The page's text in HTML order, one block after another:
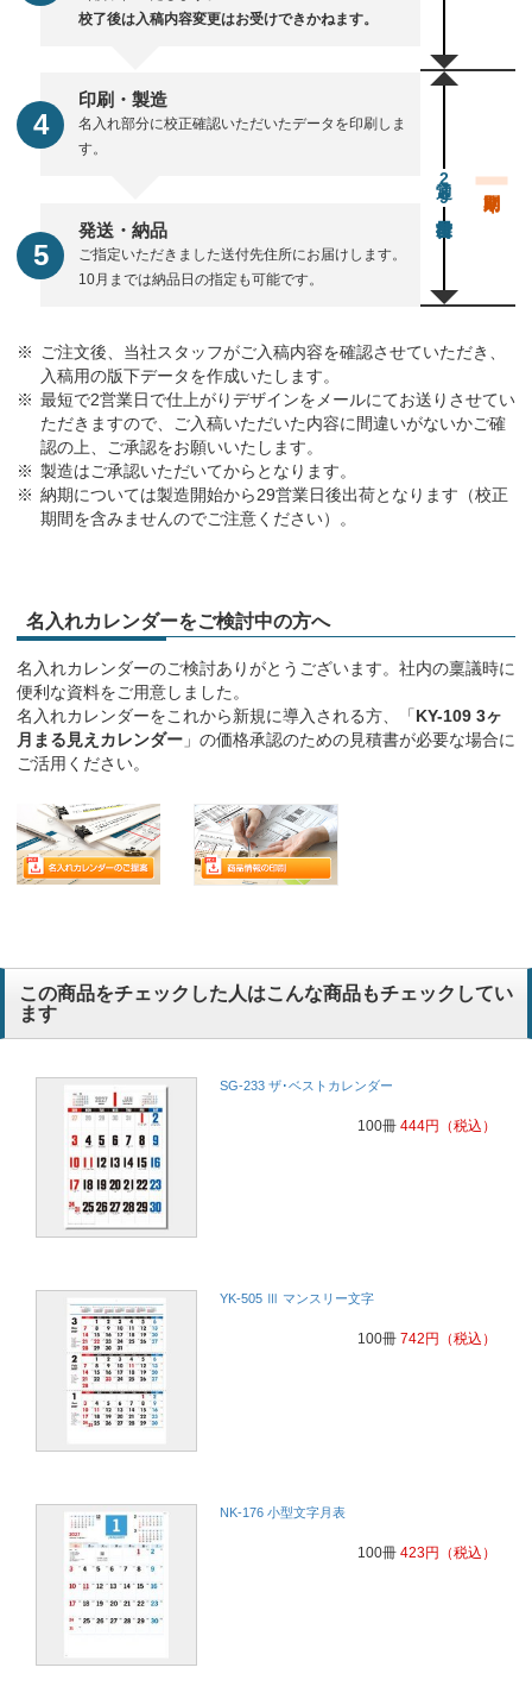
校了後は入稿内容変更はお受けできかねます。
印刷・製造
名入れ部分に校正確認いただいたデータを印刷しま
す。
発送・納品
ご指定いただきました送付先住所にお届けします。
10月までは納品日の指定も可能です。
通常29営業日後出荷
ご注文後、当社スタッフがご入稿内容を確認させていただき、
入稿用の版下データを作成いたします。
最短で2営業日で仕上がりデザインをメールにてお送りさせてい
ただきますので、ご入稿いただいた内容に間違いがないかご確
認の上、ご承認をお願いいたします。
製造はご承認いただいてからとなります。
納期については製造開始から29営業日後出荷となります（校正
期間を含みませんのでご注意ください）。
名入れカレンダーをご検討中の方へ
名入れカレンダーのご検討ありがとうございます。社内の稟議時に
便利な資料をご用意しました。
名入れカレンダーをこれから新規に導入される方、「KY-109 3ヶ
月まる見えカレンダー 」の価格承認のための見積書が必要な場合に
ご活用ください。
この商品をチェックした人はこんな商品もチェックしてい
ます
SG-233 ザ･ベストカレンダー
100冊 444円 （税込）
YK-505 Ⅲ マンスリー文字
100冊 742 円 （税込）
NK-176 小型文字月表
100冊 423円 （税込）